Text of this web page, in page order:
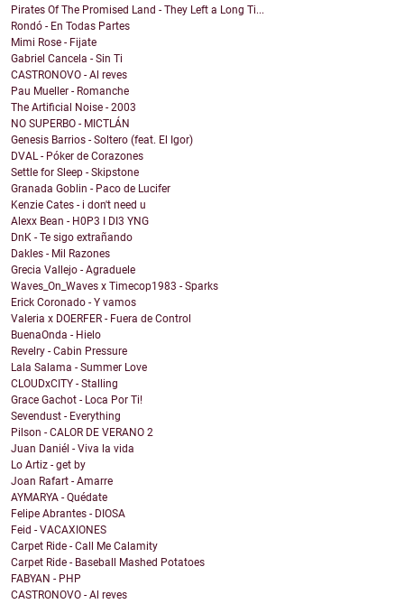
Pirates Of The Promised Land - They Left a Long Ti...
Rondó - En Todas Partes
Mimi Rose - Fijate
Gabriel Cancela - Sin Ti
CASTRONOVO - Al reves
Pau Mueller - Romanche
The Artificial Noise - 2003
NO SUPERBO - MICTLÁN
Genesis Barrios - Soltero (feat. El Igor)
DVAL - Póker de Corazones
Settle for Sleep - Skipstone
Granada Goblin - Paco de Lucifer
Kenzie Cates - i don't need u
Alexx Bean - H0P3 I DI3 YNG
DnK - Te sigo extrañando
Dakles - Mil Razones
Grecia Vallejo - Agraduele
Waves_On_Waves x Timecop1983 - Sparks
Erick Coronado - Y vamos
Valeria x DOERFER - Fuera de Control
BuenaOnda - Hielo
Revelry - Cabin Pressure
Lala Salama - Summer Love
CLOUDxCITY - Stalling
Grace Gachot - Loca Por Ti!
Sevendust - Everything
Pilson - CALOR DE VERANO 2
Juan Daniél - Viva la vida
Lo Artiz - get by
Joan Rafart - Amarre
AYMARYA - Quédate
Felipe Abrantes - DIOSA
Feid - VACAXIONES
Carpet Ride - Call Me Calamity
Carpet Ride - Baseball Mashed Potatoes
FABYAN - PHP
CASTRONOVO - Al reves